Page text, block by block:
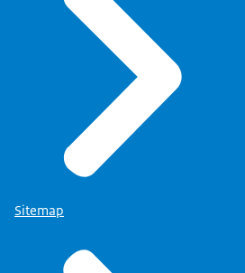
Sitemap